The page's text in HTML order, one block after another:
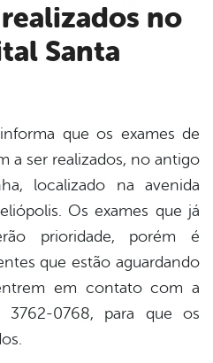
no
Santa
que os exames de
a ser realizados, no antigo
localizado na avenida
Os exames que já
prioridade, porém é
que estão aguardando
em contato com a
3762-0768, para que os